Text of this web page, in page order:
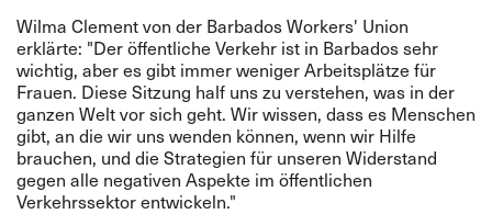
Wilma Clement von der Barbados Workers' Union
erklärte: "Der öffentliche Verkehr ist in Barbados sehr
wichtig, aber es gibt immer weniger Arbeitsplätze für
Frauen. Diese Sitzung half uns zu verstehen, was in der
ganzen Welt vor sich geht. Wir wissen, dass es Menschen
gibt, an die wir uns wenden können, wenn wir Hilfe
brauchen, und die Strategien für unseren Widerstand
gegen alle negativen Aspekte im öffentlichen
Verkehrssektor entwickeln."